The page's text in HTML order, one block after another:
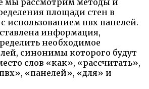
мы рассмотрим методы и
площади стен в
использованием пвх панелей.
информация,
необходимое
синонимы которого будут
слов «как», «рассчитать»,
«панелей», «для» и